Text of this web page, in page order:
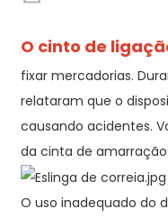
O cinto de
fixar mercadorias.
relataram que o
causando acidentes.
da cinta de
O uso inadequado do